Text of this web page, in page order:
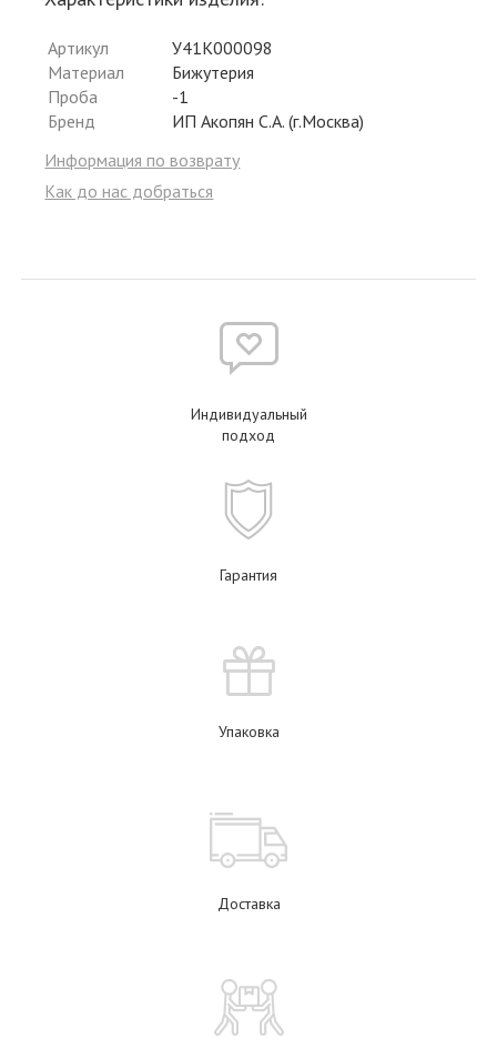
Артикул
У41К000098
Материал
Бижутерия
Проба
-1
Бренд
ИП Акопян С.А. (г.Москва)
Информация по возврату
Как до нас добраться
Индивидуальный
подход
Гарантия
Упаковка
Доставка